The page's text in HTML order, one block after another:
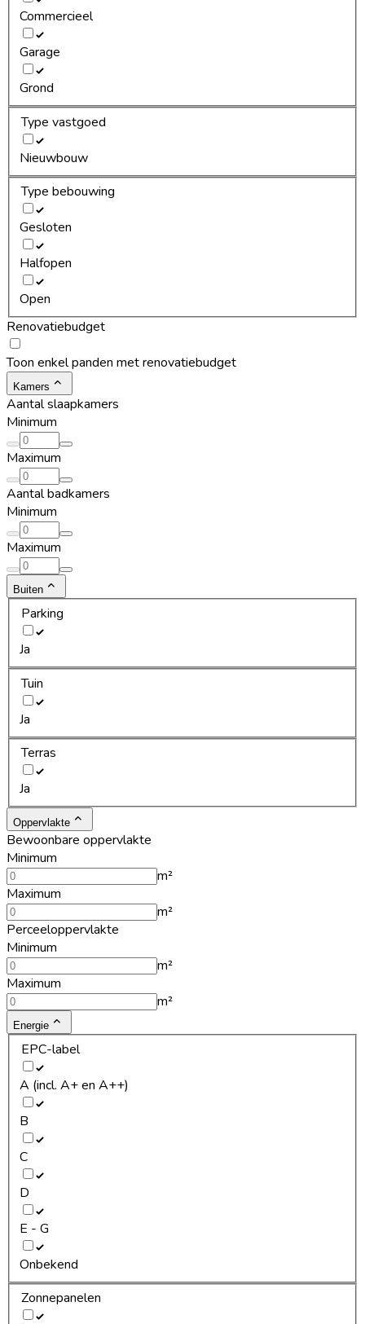
Commercieel
Garage
Grond
Type vastgoed
Nieuwbouw
Type bebouwing
Gesloten
Halfopen
Open
Renovatiebudget
Toon enkel panden met renovatiebudget
Kamers
Aantal slaapkamers
Minimum
Maximum
Aantal badkamers
Minimum
Maximum
Buiten
Parking
Ja
Tuin
Ja
Terras
Ja
Oppervlakte
Bewoonbare oppervlakte
Minimum
m²
Maximum
m²
Perceeloppervlakte
Minimum
m²
Maximum
m²
Energie
EPC-label
A (incl. A+ en A++)
B
C
D
E - G
Onbekend
Zonnepanelen